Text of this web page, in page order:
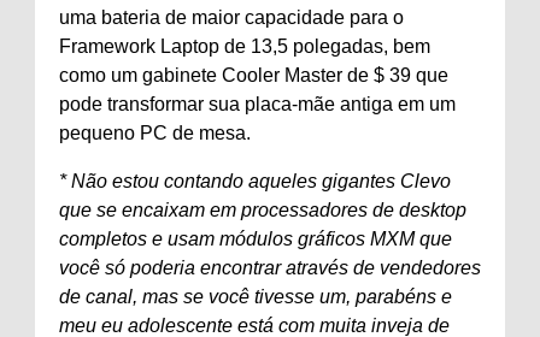
uma bateria de maior capacidade para o
Framework Laptop de 13,5 polegadas, bem
como um gabinete Cooler Master de $ 39 que
pode transformar sua placa-mãe antiga em um
pequeno PC de mesa.
* Não estou contando aqueles gigantes Clevo
que se encaixam em processadores de desktop
completos e usam módulos gráficos MXM que
você só poderia encontrar através de vendedores
de canal, mas se você tivesse um, parabéns e
meu eu adolescente está com muita inveja de